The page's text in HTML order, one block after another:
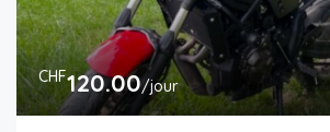
CHF120.00/jour